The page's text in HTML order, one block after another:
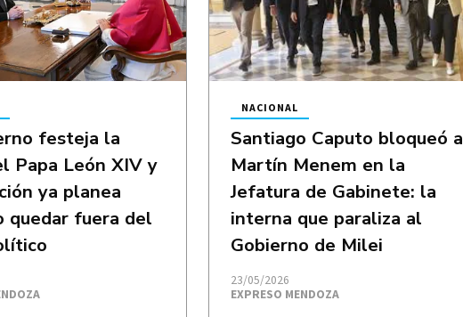
festeja la
Papa León XIV y
ya planea
quedar fuera del
Santiago Caputo bloqueó a
Martín Menem en la
Jefatura de Gabinete: la
interna que paraliza al
Gobierno de Milei
EXPRESO MENDOZA
NACIONAL
23/05/2026